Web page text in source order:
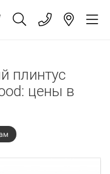
плинтус
цены в